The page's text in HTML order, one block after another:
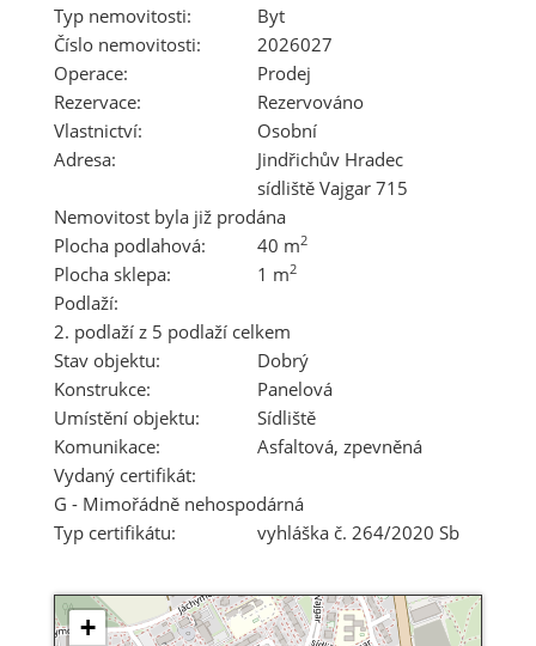
Typ nemovitosti:
Byt
Číslo nemovitosti:
2026027
Operace:
Prodej
Rezervace:
Rezervováno
Vlastnictví:
Osobní
Adresa:
Jindřichův Hradec
sídliště Vajgar 715
Nemovitost byla již prodána
Plocha podlahová:
40 m2
Plocha sklepa: 1 m2
Podlaží:
2. podlaží z 5 podlaží celkem
Stav objektu:
Dobrý
Konstrukce:
Panelová
Umístění objektu:
Sídliště
Komunikace:
Asfaltová, zpevněná
Vydaný certifikát:
G - Mimořádně nehospodárná
Typ certifikátu:
vyhláška č. 264/2020 Sb
+